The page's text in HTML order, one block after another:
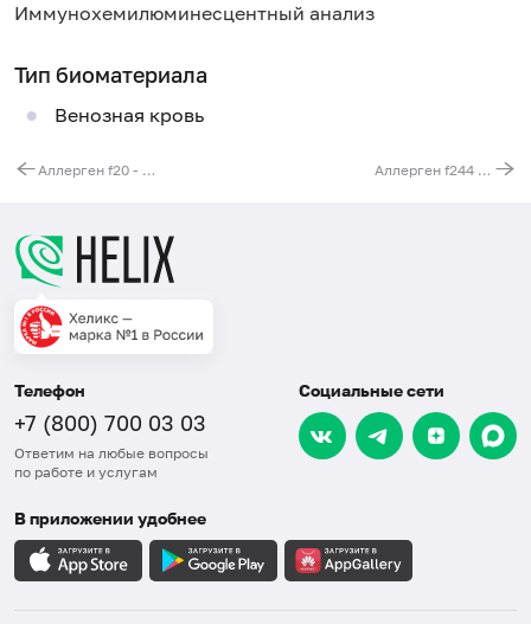
Иммунохемилюминесцентный анализ
Тип биоматериала
Венозная кровь
Аллерген f20 - миндаль, IgG Аллерген f244 - огурец, IgG
Телефон
+7 (800) 700 03 03
Ответим на любые вопросы
по работе и услугам
Социальные сети
В приложении удобнее